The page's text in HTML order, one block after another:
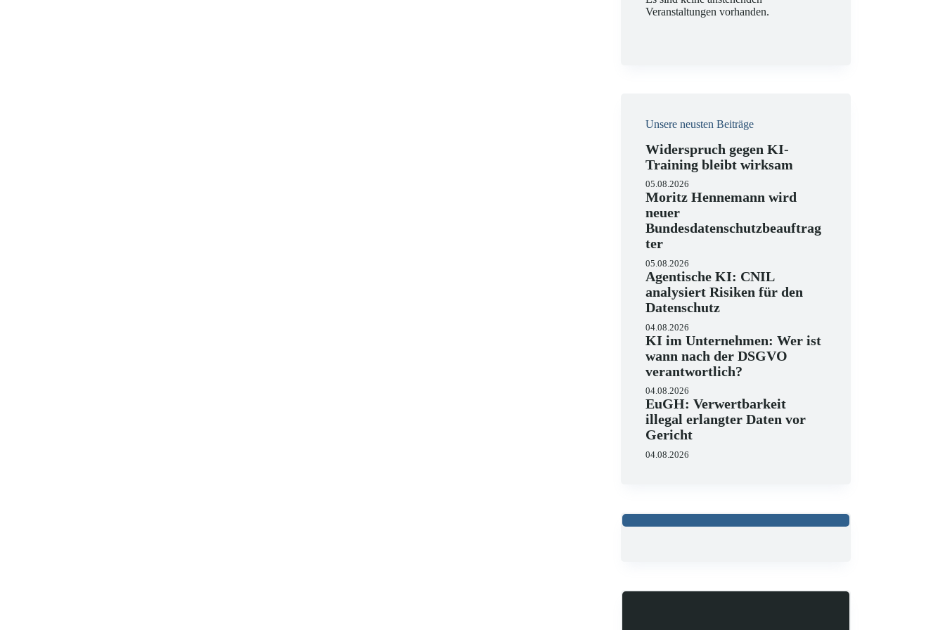
Veranstaltungen vorhanden.
Unsere neusten Beiträge
Widerspruch gegen KI-
Training bleibt wirksam
05.08.2026
Moritz Hennemann wird
neuer
Bundesdatenschutzbeauftrag
ter
05.08.2026
Agentische KI: CNIL
analysiert Risiken für den
Datenschutz
04.08.2026
KI im Unternehmen: Wer ist
wann nach der DSGVO
verantwortlich?
04.08.2026
EuGH: Verwertbarkeit
illegal erlangter Daten vor
Gericht
04.08.2026